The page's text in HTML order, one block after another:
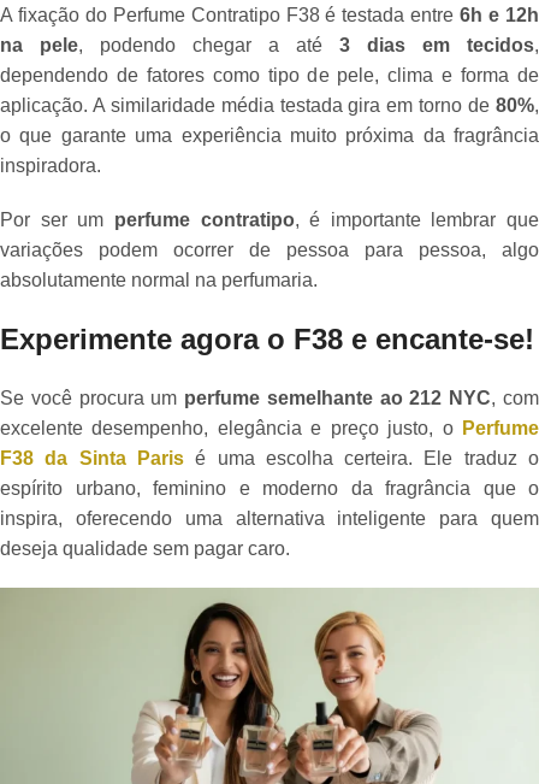
A fixação do Perfume Contratipo F38 é testada entre6h e 12h
na pele, podendo chegar a até 3 dias em tecidos,
dependendo de fatores como tipo de pele, clima e forma de
aplicação. A similaridade média testada gira em torno de 80%,
o que garante uma experiência muito próxima da fragrância
inspiradora.
Por ser um perfume contratipo, é importante lembrar que
variações podem ocorrer de pessoa para pessoa, algo
absolutamente normal na perfumaria.
Experimente agora o F38 e encante-se!
Se você procura um perfume semelhante ao 212 NYC, com
excelente desempenho, elegância e preço justo, o Perfume
F38 da Sinta Parisé uma escolha certeira. Ele traduz o
espírito urbano, feminino e moderno da fragrância que o
inspira, oferecendo uma alternativa inteligente para quem
deseja qualidade sem pagar caro.